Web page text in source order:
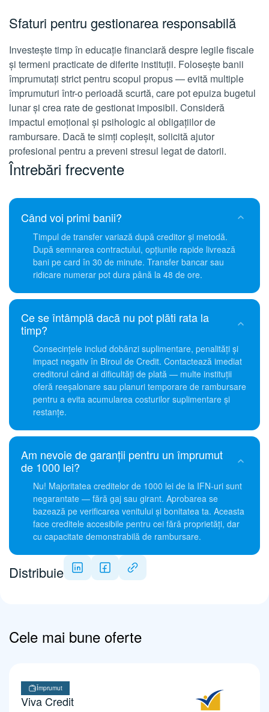
Sfaturi pentru gestionarea responsabilă
Investește timp în educație financiară despre legile fiscale
și termeni practicate de diferite instituții. Folosește banii
împrumutați strict pentru scopul propus — evită multiple
împrumuturi într-o perioadă scurtă, care pot epuiza bugetul
lunar și crea rate de gestionat imposibil. Consideră
impactul emoțional și psihologic al obligațiilor de
rambursare. Dacă te simți copleșit, solicită ajutor
profesional pentru a preveni stresul legat de datorii.
Întrebări frecvente
Când voi primi banii?
Timpul de transfer variază după creditor și metodă.
După semnarea contractului, opțiunile rapide livrează
bani pe card în 30 de minute. Transfer bancar sau
ridicare numerar pot dura până la 48 de ore.
Ce se întâmplă dacă nu pot plăti rata la
timp?
Consecințele includ dobânzi suplimentare, penalități și
impact negativ în Biroul de Credit. Contactează imediat
creditorul când ai dificultăți de plată — multe instituții
oferă reeșalonare sau planuri temporare de rambursare
pentru a evita acumularea costurilor suplimentare și
restanțe.
Am nevoie de garanții pentru un împrumut
de 1000 lei?
Nu! Majoritatea creditelor de 1000 lei de la IFN-uri sunt
negarantate — fără gaj sau girant. Aprobarea se
bazează pe verificarea venitului și bonitatea ta. Aceasta
face creditele accesibile pentru cei fără proprietăți, dar
cu capacitate demonstrabilă de rambursare.
Distribuie
Cele mai bune oferte
Împrumut
Viva Credit